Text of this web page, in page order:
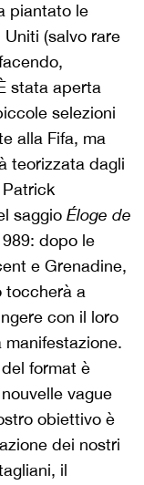
piantato le
(salvo rare
stata aperta
selezioni
alla Fifa, ma
teorizzata dagli
saggio Éloge de
dopo le
e Grenadine,
toccherà a
con il loro
format è
vague
obiettivo è
dei nostri
il